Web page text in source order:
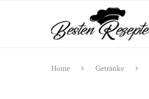
Home Getränke